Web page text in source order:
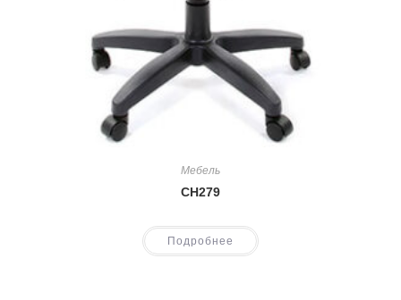
Мебель
CH279
Подробнее